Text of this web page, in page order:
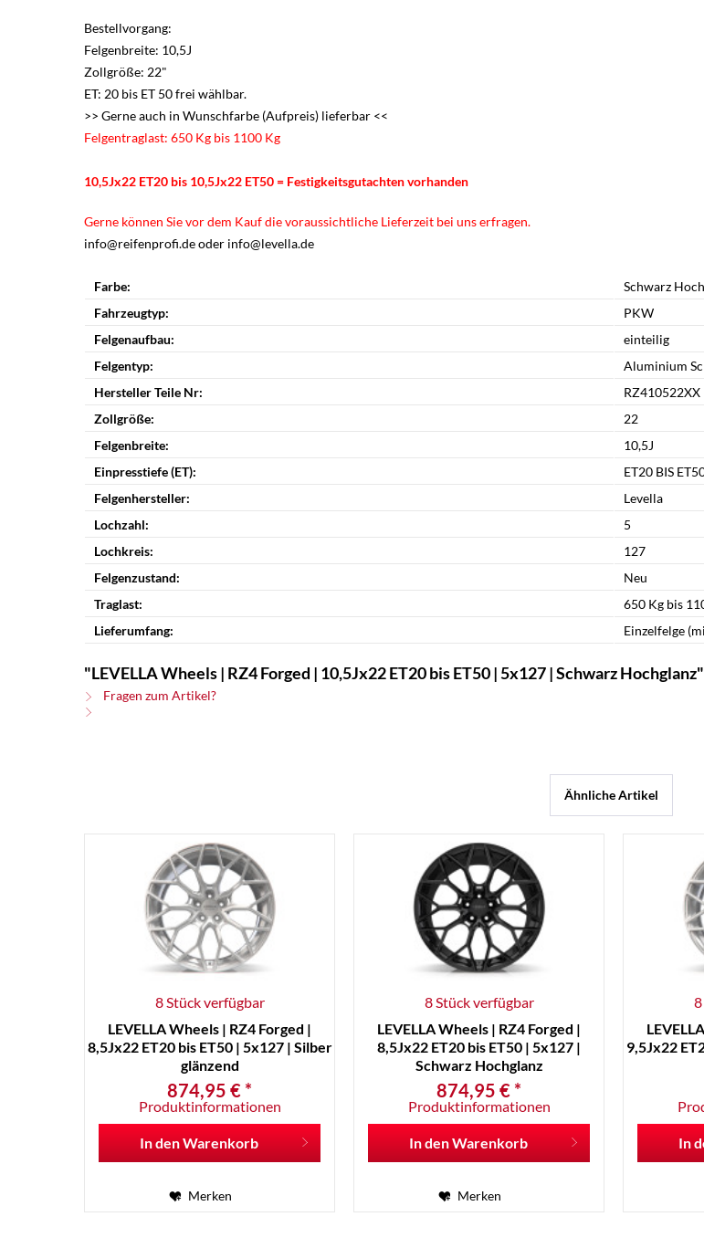
Bestellvorgang:
Felgenbreite: 10,5J
Zollgröße: 22"
ET: 20 bis ET 50 frei wählbar.
>> Gerne auch in Wunschfarbe (Aufpreis) lieferbar <<
Felgentraglast: 650 Kg bis 1100 Kg
10,5Jx22 ET20 bis 10,5Jx22 ET50 = Festigkeitsgutachten vorhanden
Gerne können Sie vor dem Kauf die voraussichtliche Lieferzeit bei uns erfragen.
info@reifenprofi.de oder info@levella.de
Farbe:
Schwarz
Fahrzeugtyp:
PKW
Felgenaufbau:
einteilig
Felgentyp:
Aluminium
Hersteller Teile Nr:
RZ410522XX
Zollgröße:
22
Felgenbreite:
10,5J
Einpresstiefe (ET):
ET20 BIS
Felgenhersteller:
Levella
Lochzahl:
5
Lochkreis:
127
Felgenzustand:
Neu
Traglast:
650 Kg bis
Lieferumfang:
Einzelfelge
"LEVELLA Wheels | RZ4 Forged | 10,5Jx22 ET20 bis ET50 | 5x127 | Schwarz Hochglanz"
Fragen zum Artikel?
Ähnliche Artikel
8 Stück verfügbar
LEVELLA Wheels | RZ4 Forged |
8,5Jx22 ET20 bis ET50 | 5x127 | Silber
glänzend
874,95 € *
Produktinformationen
In denWarenkorb
Merken
8 Stück verfügbar
LEVELLA Wheels | RZ4 Forged |
8,5Jx22 ET20 bis ET50 | 5x127 |
Schwarz Hochglanz
874,95 € *
Produktinformationen
In denWarenkorb
Merken
9,5Jx22
In